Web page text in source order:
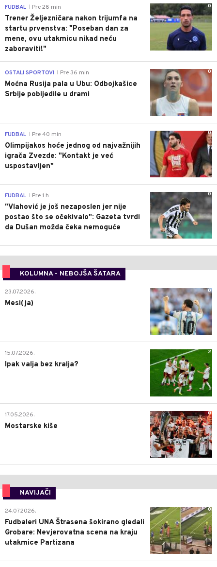
0
FUDBAL Pre 28 min
Trener Željezničara nakon trijumfa na
startu prvenstva: "Poseban dan za
mene, ovu utakmicu nikad neću
zaboraviti!"
0
OSTALI SPORTOVI Pre 36 min
Moćna Rusija pala u Ubu: Odbojkašice
Srbije pobijedile u drami
0
FUDBAL Pre 40 min
Olimpijakos hoće jednog od najvažnijih
igrača Zvezde: "Kontakt je već
uspostavljen"
0
FUDBAL Pre 1 h
"Vlahović je još nezaposlen jer nije
postao što se očekivalo": Gazeta tvrdi
da Dušan možda čeka nemoguće
KOLUMNA - NEBOJŠA ŠATARA
0
23.07.2026.
Mesi(ja)
2
15.07.2026.
Ipak valja bez kralja?
0
17.05.2026.
Mostarske kiše
NAVIJAČI
0
24.07.2026.
Fudbaleri UNA Štrasena šokirano gledali
Grobare: Nevjerovatna scena na kraju
utakmice Partizana